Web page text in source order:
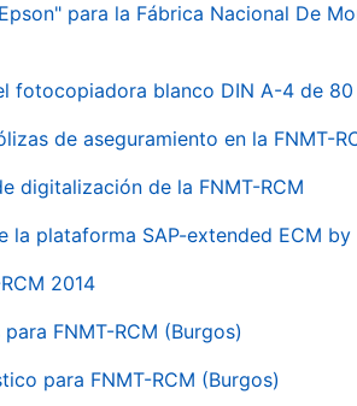
para la Fábrica Nacional De
fotocopiadora blanco DIN A-4 de 80
de aseguramiento en la FNMT-
digitalización de la FNMT-RCM
plataforma SAP-extended ECM by
2014
FNMT-RCM (Burgos)
para FNMT-RCM (Burgos)